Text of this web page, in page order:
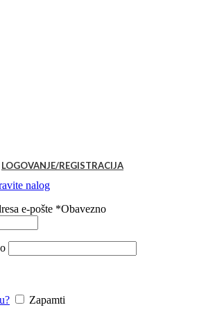
LOGOVANJE/REGISTRACIJA
nalog
e-pošte *Obavezno
Zapamti